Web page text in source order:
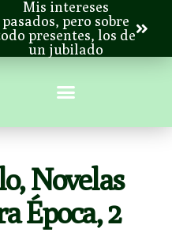
Mis intereses
pasados, pero sobre
presentes, los de
un jubilado
Novelas
Época, 2